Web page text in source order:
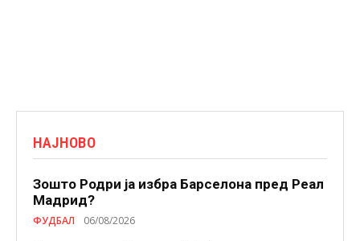
НАЈНОВО
Зошто Родри ја избра Барселона пред Реал
Мадрид?
ФУДБАЛ 06/08/2026